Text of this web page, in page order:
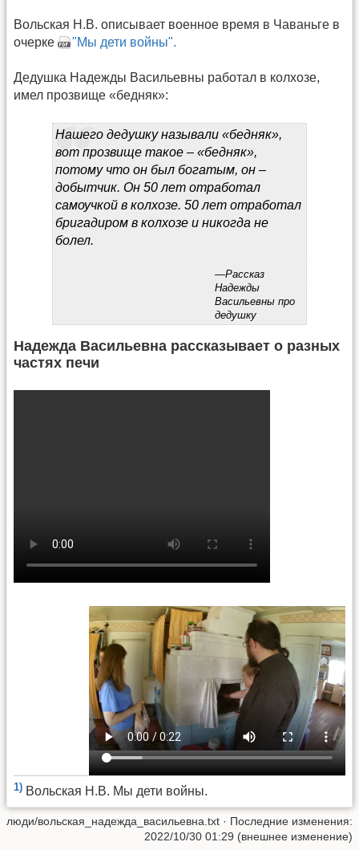
Вольская Н.В. описывает военное время в Чаваньге в
очерке
"Мы дети войны".
Дедушка Надежды Васильевны работал в колхозе,
имел прозвище «бедняк»:
Нашего дедушку называли «бедняк»,
вот прозвище такое – «бедняк»,
потому что он был богатым, он –
добытчик. Он 50 лет отработал
самоучкой в колхозе. 50 лет отработал
бригадиром в колхозе и никогда не
болел.
Надежда Васильевна рассказывает о разных
частях печи
1) Вольская Н.В. Мы дети войны.
люди/вольская_надежда_васильевна.txt · Последние изменения:
2022/10/30 01:29 (внешнее изменение)